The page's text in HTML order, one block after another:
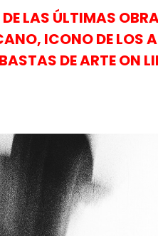
LAS ÚLTIMAS
ICONO DE LOS
DE ARTE ON